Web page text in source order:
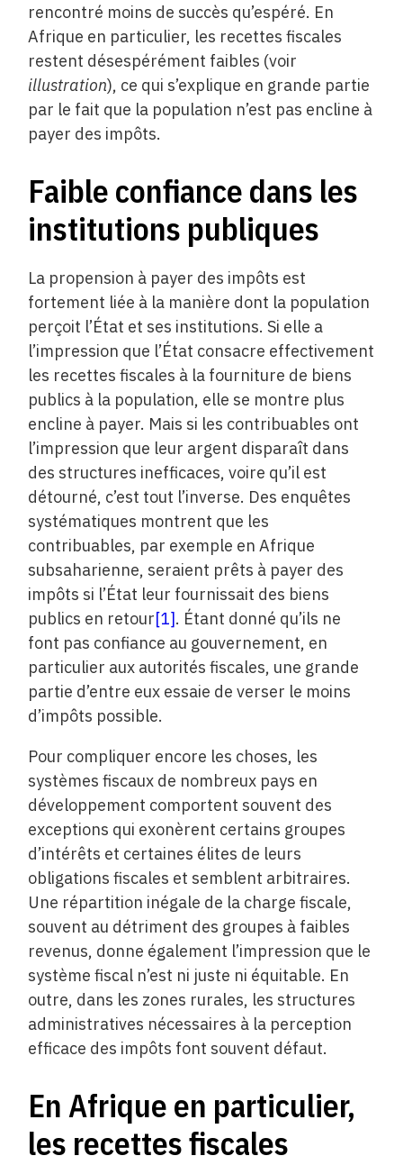
rencontré moins de succès qu’espéré. En
Afrique en particulier, les recettes fiscales
restent désespérément faibles (voir
illustration), ce qui s’explique en grande partie
par le fait que la population n’est pas encline à
payer des impôts.
Faible confiance dans les
institutions publiques
La propension à payer des impôts est
fortement liée à la manière dont la population
perçoit l’État et ses institutions. Si elle a
l’impression que l’État consacre effectivement
les recettes fiscales à la fourniture de biens
publics à la population, elle se montre plus
encline à payer. Mais si les contribuables ont
l’impression que leur argent disparaît dans
des structures inefficaces, voire qu’il est
détourné, c’est tout l’inverse. Des enquêtes
systématiques montrent que les
contribuables, par exemple en Afrique
subsaharienne, seraient prêts à payer des
impôts si l’État leur fournissait des biens
publics en retour[1]. Étant donné qu’ils ne
font pas confiance au gouvernement, en
particulier aux autorités fiscales, une grande
partie d’entre eux essaie de verser le moins
d’impôts possible.
Pour compliquer encore les choses, les
systèmes fiscaux de nombreux pays en
développement comportent souvent des
exceptions qui exonèrent certains groupes
d’intérêts et certaines élites de leurs
obligations fiscales et semblent arbitraires.
Une répartition inégale de la charge fiscale,
souvent au détriment des groupes à faibles
revenus, donne également l’impression que le
système fiscal n’est ni juste ni équitable. En
outre, dans les zones rurales, les structures
administratives nécessaires à la perception
efficace des impôts font souvent défaut.
En Afrique en particulier,
les recettes fiscales